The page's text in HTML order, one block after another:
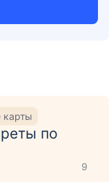
карты
по
9